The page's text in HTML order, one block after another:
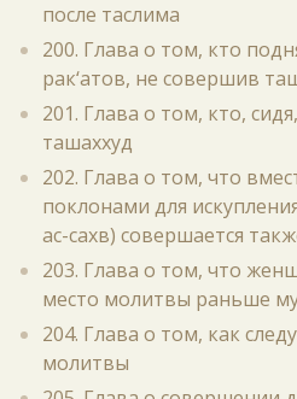
после таслима
200. Глава о том, кто
рак‘атов, не совершив
201. Глава о том, кто,
ташаххуд
202. Глава о том, что
поклонами для
ас-сахв) совершается
203. Глава о том, что
место молитвы раньше
204. Глава о том, как
молитвы